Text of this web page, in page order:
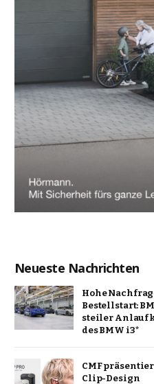
Neueste Nachrichten
Hohe
Bestellstart:
steiler
des BMW i3*
CMF
Clip-Design